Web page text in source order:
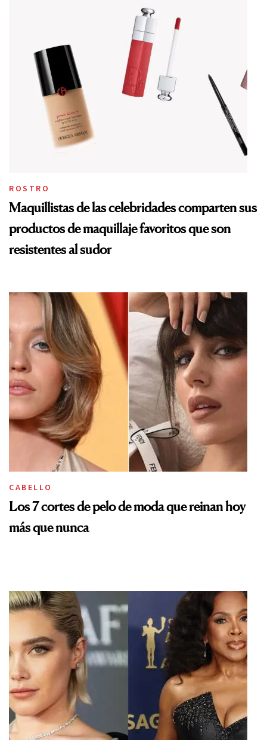
ROSTRO
Maquillistas de las celebridades comparten sus
productos de maquillaje favoritos que son
resistentes al sudor
CABELLO
Los 7 cortes de pelo de moda que reinan hoy
más que nunca